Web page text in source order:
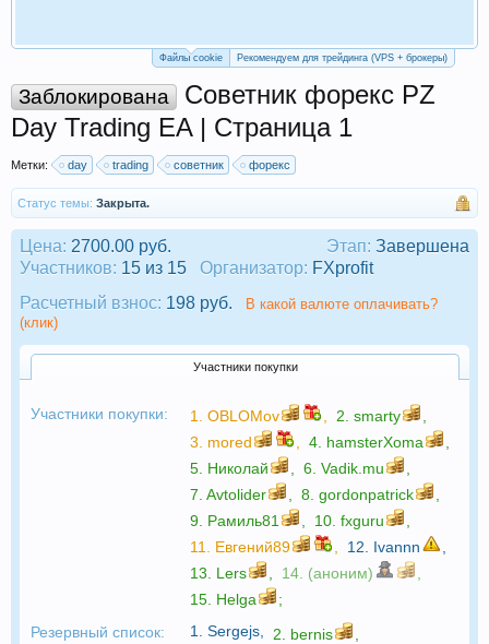
Файлы cookie Рекомендуем для трейдинга (VPS + брокеры)
Заблокирована
Советник форекс PZ
Day Trading EA | Страница 1
Метки: day trading советник форекс
Статус темы: Закрыта.
Этап: Завершена
Цена: 2700.00 руб.
Участников: 15 из 15 Организатор: FXprofit
Расчетный взнос: 198 руб.
В какой валюте оплачивать?
(клик)
Участники покупки
Участники покупки: 1. OBLOMov 2. smarty
3. mored 4. hamsterXoma
5. Николай 6. Vadik.mu
7. Avtolider 8. gordonpatrick
9. Рамиль81 10. fxguru
11. Евгений89 12. Ivannn
13. Lers 14. (аноним)
15. Helga
;
Резервный список:
1. Sergejs 2. bernis